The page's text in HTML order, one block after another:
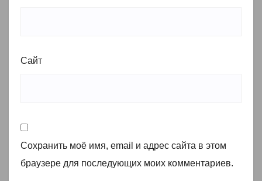
Сайт
Сохранить моё имя, email и адрес сайта в этом
браузере для последующих моих комментариев.